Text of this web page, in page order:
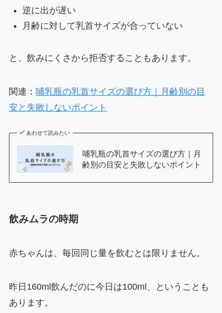
逆に出が遅い
月齢に対して乳首サイズが合っていない
と、飲みにくさから拒否することもあります。
関連： 哺乳瓶の乳首サイズの選び方｜月齢別の目
安と失敗しないポイント
あわせて読みたい
哺乳瓶の乳首サイズの選び方｜月
齢別の目安と失敗しないポイント
飲みムラの時期
赤ちゃんは、毎回同じ量を飲むとは限りません。
昨日160ml飲んだのに今日は100ml、ということも
あります。